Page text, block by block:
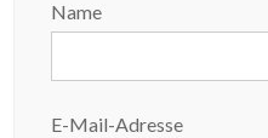
Name
E-Mail-Adresse